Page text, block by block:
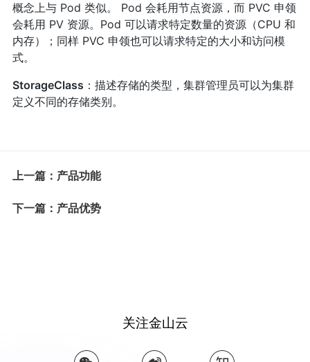
概念上与 Pod 类似。 Pod 会耗用节点资源，而 PVC 申领
会耗用 PV 资源。Pod 可以请求特定数量的资源（CPU 和
内存）；同样 PVC 申领也可以请求特定的大小和访问模
式。
StorageClass ：描述存储的类型，集群管理员可以为集群
定义不同的存储类别。
上一篇：产品功能
下一篇：产品优势
关注金山云